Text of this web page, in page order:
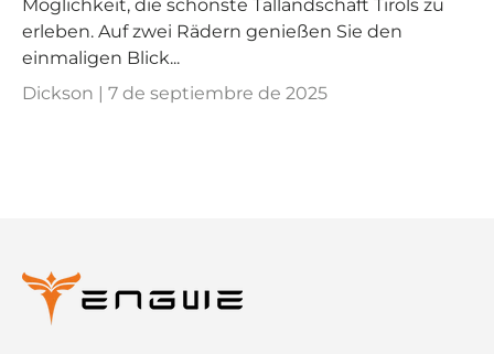
Möglichkeit, die schönste Tallandschaft Tirols zu
erleben. Auf zwei Rädern genießen Sie den
einmaligen Blick...
Dickson | 7 de septiembre de 2025